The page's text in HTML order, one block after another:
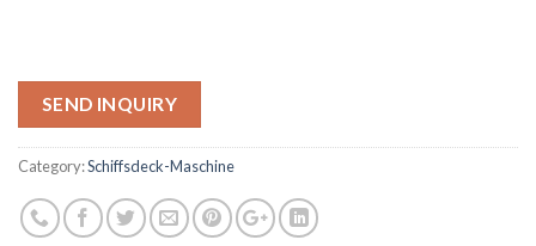
SEND INQUIRY
Category:Schiffsdeck-Maschine